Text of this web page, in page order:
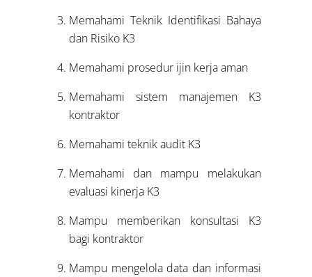
Memahami Teknik Identifikasi Bahaya
dan Risiko K3
Memahami prosedur ijin kerja aman
Memahami sistem manajemen K3
kontraktor
Memahami teknik audit K3
Memahami dan mampu melakukan
evaluasi kinerja K3
Mampu memberikan konsultasi K3
bagi kontraktor
Mampu mengelola data dan informasi